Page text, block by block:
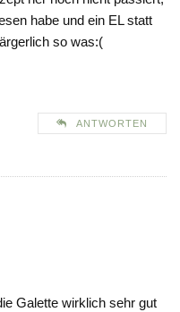
habe und ein EL statt
so was:(
ANTWORTEN
Galette wirklich sehr gut